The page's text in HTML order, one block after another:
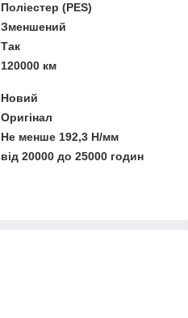
Поліестер (PES)
Зменшений
Так
120000 км
Новий
Оригінал
Не менше 192,3 Н/мм
від 20000 до 25000 годин